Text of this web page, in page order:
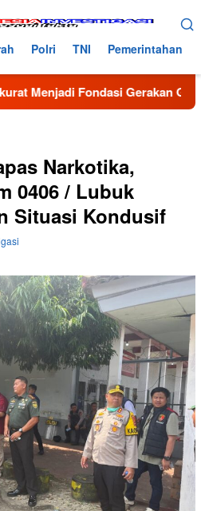
Polri TNI Pemerintahan
Fondasi Gerakan GenRe di
Narkotika,
0406 / Lubuk
Situasi Kondusif